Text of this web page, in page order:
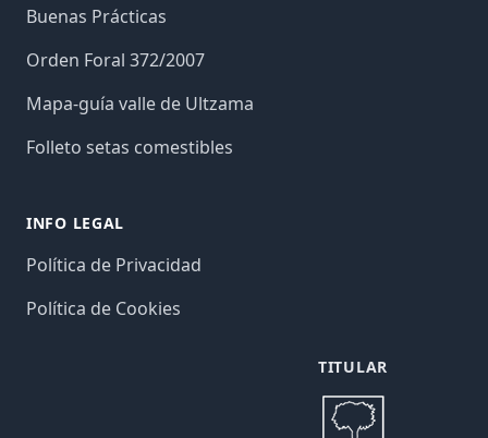
Buenas Prácticas
Orden Foral 372/2007
Mapa-guía valle de Ultzama
Folleto setas comestibles
INFO LEGAL
Política de Privacidad
Política de Cookies
TITULAR